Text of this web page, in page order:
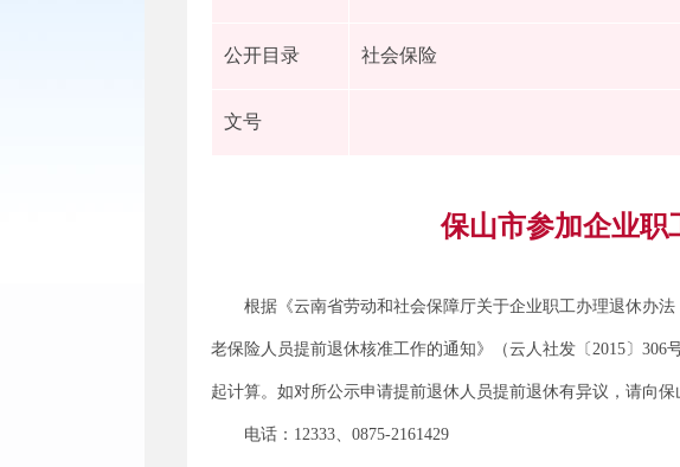
公开目录 社会保险
文号
保山市参加企业职
根据《云南省劳动和社会保障厅关于企业职工办理退休办
老保险人员提前退休核准工作的通知》（云人社发〔2015〕
起计算。如对所公示申请提前退休人员提前退休有异议，请向保
电话：12333、0875-2161429